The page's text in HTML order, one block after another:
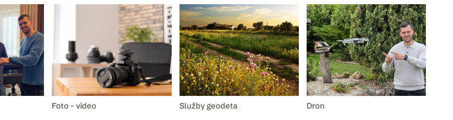
Foto - video Služby geodeta Dron